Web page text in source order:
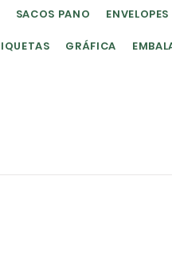
SACOS PANO ENVELOPES
GRÁFICA